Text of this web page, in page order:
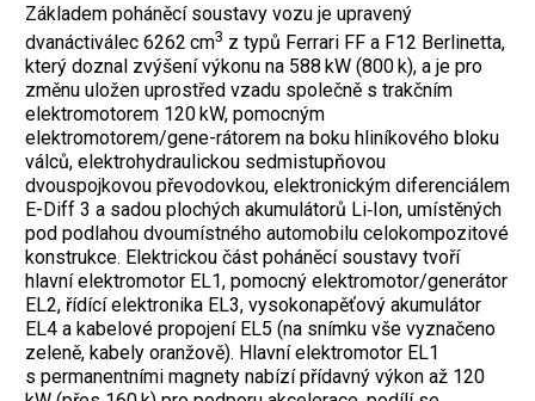
Základem poháněcí soustavy vozu je upravený
dvanáctiválec 6262 cm3 z typů Ferrari FF a F12 Berlinetta,
který doznal zvýšení výkonu na 588 kW (800 k), a je pro
změnu uložen uprostřed vzadu společně s trakčním
elektromotorem 120 kW, pomocným
elektromotorem/gene-rátorem na boku hliníkového bloku
válců, elektrohydraulickou sedmistupňovou
dvouspojkovou převodovkou, elektronickým diferenciálem
E-Diff 3 a sadou plochých akumulátorů Li‑Ion, umístěných
pod podlahou dvoumístného automobilu celokompozitové
konstrukce. Elektrickou část poháněcí soustavy tvoří
hlavní elektromotor EL1, pomocný elektromotor/generátor
EL2, řídící elektronika EL3, vysokonapěťový akumulátor
EL4 a kabelové propojení EL5 (na snímku vše vyznačeno
zeleně, kabely oranžově). Hlavní elektromotor EL1
s permanentními magnety nabízí přídavný výkon až 120